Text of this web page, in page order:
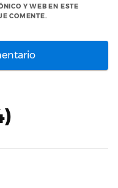
Y WEB EN ESTE
COMENTE.